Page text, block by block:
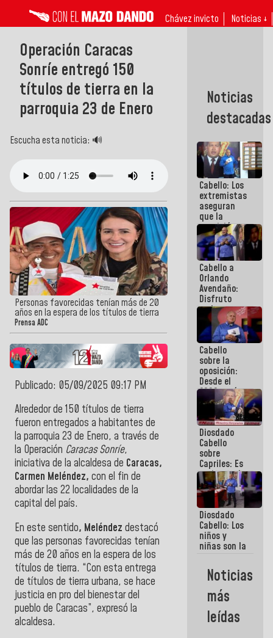
Chávez invicto Noticias ↓
Operación Caracas
Sonríe entregó 150
títulos de tierra en la
parroquia 23 de Enero
Escucha esta noticia: 🔊
Personas favorecidas tenían más de 20
años en la espera de los títulos de tierra
Prensa ADC
Publicado: 05/09/2025 09:17 PM
Alrededor de 150 títulos de tierra
fueron entregados a habitantes de
la parroquia 23 de Enero, a través de
la Operación Caracas Sonríe,
iniciativa de la alcaldesa de Caracas,
Carmen Meléndez, con el fin de
abordar las 22 localidades de la
capital del país.
En este sentido, Meléndez destacó
que las personas favorecidas tenían
más de 20 años en la espera de los
títulos de tierra. “Con esta entrega
de títulos de tierra urbana, se hace
justicia en pro del bienestar del
pueblo de Caracas”, expresó la
alcaldesa.
Noticias
destacadas
Cabello: Los
extremistas
aseguran
que la
oposición
actual es la
más
dividida de
la historia
de
Venezuela
Cabello a
Orlando
Avendaño:
Disfruto
cada vez
que escribes
porque lo
que haces
es
embarrarla
Cabello
sobre la
oposición:
Desde el
2002 están
intentando
quemar el
país ante la
ausencia de
políticos
verdaderos
Diosdado
Cabello
sobre
Capriles: Es
un inmoral
de la
política
Diosdado
Cabello: Los
niños y
niñas son la
fundamental
de lo que
estamos
haciendo
Noticias
más
leídas